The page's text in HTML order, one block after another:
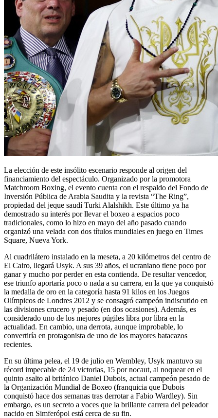
La elección de este insólito escenario responde al origen del
financiamiento del espectáculo. Organizado por la promotora
Matchroom Boxing, el evento cuenta con el respaldo del Fondo de
Inversión Pública de Arabia Saudita y la revista “The Ring”,
propiedad del jeque saudí Turki Alalshikh. Este último ya ha
demostrado su interés por llevar el boxeo a espacios poco
tradicionales, como lo hizo en mayo del año pasado cuando
organizó una velada con dos títulos mundiales en juego en Times
Square, Nueva York.
Al cuadrilátero instalado en la meseta, a 20 kilómetros del centro de
El Cairo, llegará Usyk. A sus 39 años, el ucraniano tiene poco por
ganar y mucho por perder en esta contienda. De resultar vencedor,
ese triunfo aportaría poco o nada a su carrera, en la que ya conquistó
la medalla de oro en la categoría hasta 91 kilos en los Juegos
Olímpicos de Londres 2012 y se consagró campeón indiscutido en
las divisiones crucero y pesado (en dos ocasiones). Además, es
considerado uno de los mejores púgiles libra por libra en la
actualidad. En cambio, una derrota, aunque improbable, lo
convertiría en protagonista de uno de los mayores batacazos
recientes.
En su última pelea, el 19 de julio en Wembley, Usyk mantuvo su
récord impecable de 24 victorias, 15 por nocaut, al noquear en el
quinto asalto al británico Daniel Dubois, actual campeón pesado de
la Organización Mundial de Boxeo (franquicia que Dubois
conquistó hace dos semanas tras derrotar a Fabio Wardley). Sin
embargo, es un secreto a voces que la brillante carrera del peleador
nacido en Simferópol está cerca de su fin.